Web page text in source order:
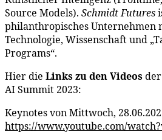
Source Models). Schmidt Futures
philanthropisches Unternehmen
Technologie, Wissenschaft und
Programs“.
Hier die Linkszu den Videosder
AI Summit 2023:
Keynotes von Mittwoch,
https://www.youtube.com/